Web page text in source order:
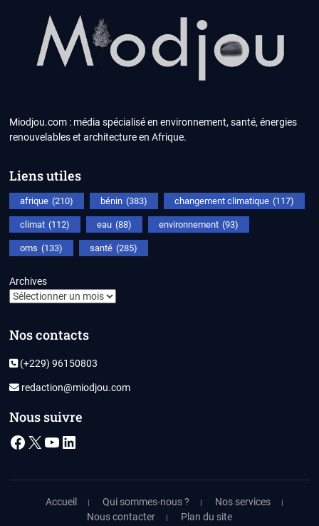
Miodjou.com : média spécialisé en environnement, santé, énergies
renouvelables et architecture en Afrique.
Liens utiles
afrique (210) bénin (383) changement climatique (117)
climat (112) eau (88) environnement (93)
oms (133) santé (285)
Archives
Nos contacts
(+229) 96150803
redaction@miodjou.com
Nous suivre
Facebook
X YouTube
LinkedIn
Accueil Qui sommes-nous ?
Nos services
Nous contacter
Plan du site